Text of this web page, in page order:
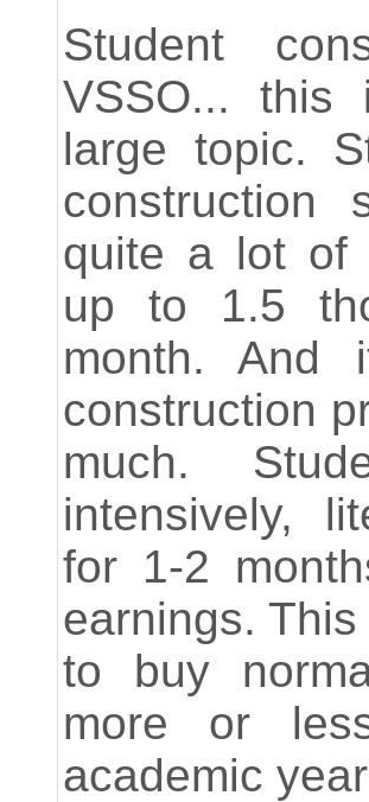
Student
VSSO... this
large topic.
construction
quite a lot of
up to 1.5
month.
construction
much.
intensively,
for 1-2
earnings.
to buy
more or
academic